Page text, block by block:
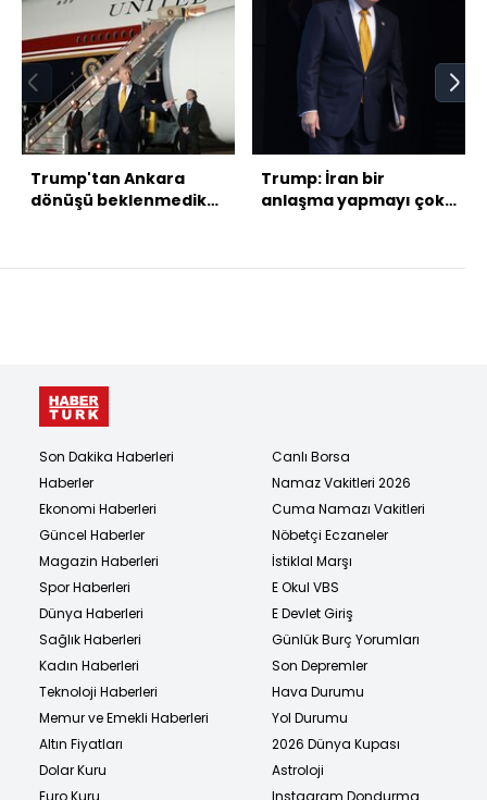
Trump'tan Ankara
dönüşü beklenmedik
Trump: İran bir
anlaşma yapmayı çok
Son Dakika Haberleri
Haberler
Ekonomi Haberleri
Güncel Haberler
Magazin Haberleri
Spor Haberleri
Dünya Haberleri
Sağlık Haberleri
Kadın Haberleri
Teknoloji Haberleri
Memur ve Emekli Haberleri
Altın Fiyatları
Dolar Kuru
Euro Kuru
Canlı Borsa
Namaz Vakitleri 2026
Cuma Namazı Vakitleri
Nöbetçi Eczaneler
İstiklal Marşı
E Okul VBS
E Devlet Giriş
Günlük Burç Yorumları
Son Depremler
Hava Durumu
Yol Durumu
2026 Dünya Kupası
Astroloji
Instagram Dondurma